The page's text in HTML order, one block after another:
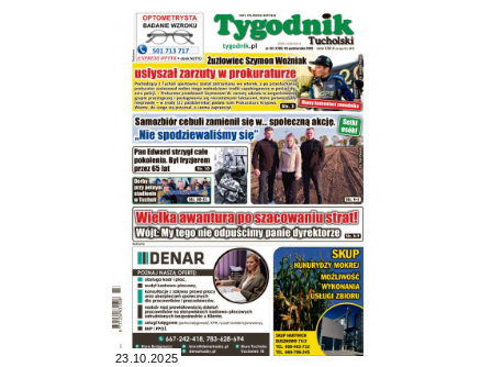
23.10.2025